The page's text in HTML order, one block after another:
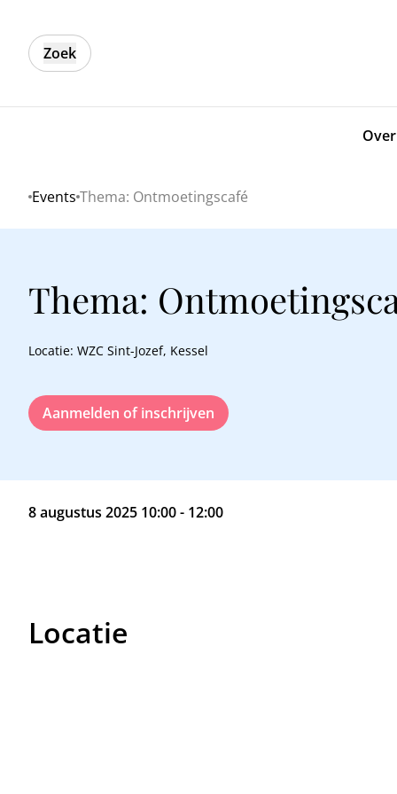
Zoek
Home
Events Thema: Ontmoetingscafé
Thema:
Locatie: WZC Sint-Jozef, Kessel
Aanmelden of inschrijven
8 augustus 2025 10:00 - 12:00
Locatie